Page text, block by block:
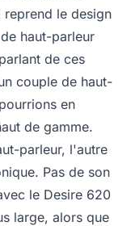
le design
haut-parleur
de ces
couple de haut-
en
de gamme.
parleur, l'autre
Pas de son
le Desire 620
large, alors que